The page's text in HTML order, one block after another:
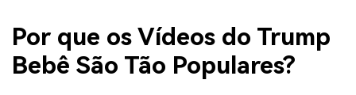
Por que os Vídeos do Trump
Bebê São Tão Populares?